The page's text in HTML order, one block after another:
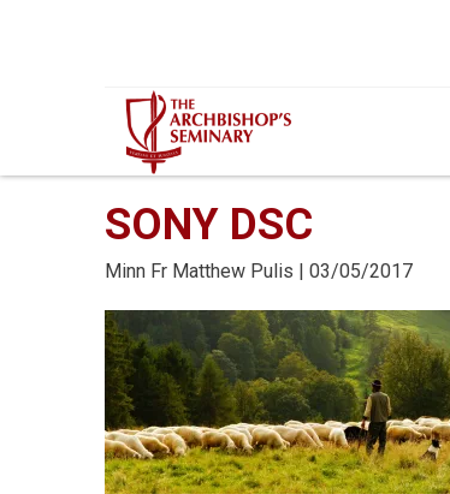
SONY DSC
Minn Fr Matthew Pulis | 03/05/2017